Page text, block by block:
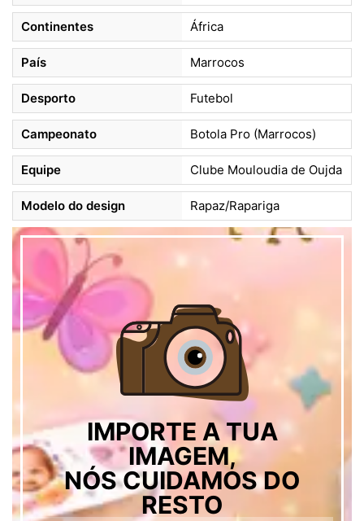
Continentes África
País Marrocos
Desporto Futebol
Campeonato Botola Pro (Marrocos)
Equipe Clube Mouloudia de Oujda
Modelo do design Rapaz/Rapariga
IMPORTE A TUA
IMAGEM,
NÓS CUIDAMOS DO
RESTO